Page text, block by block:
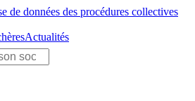
de données des procédures collectives
Actualités